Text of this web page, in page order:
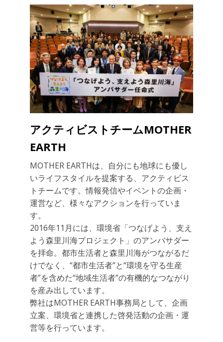
アクティビストチームMOTHER
EARTH
MOTHER EARTHは、自分にも地球にも優し
いライフスタイルを提案する、アクティビス
トチームです。情報発信やイベントの企画・
運営など、様々なアクションを行っていま
す。
2016年11月には、環境省「つなげよう、支え
よう森里川海プロジェクト」のアンバサダー
を拝命。都市生活者と森里川海がつながるだ
けでなく、“都市生活者”と“環境を守る生産
者”を含めた“地域生活者”の有機的なつながり
を産み出しています。
弊社はMOTHER EARTH事務局として、企画
立案、環境省と連携した啓発活動の企画・運
営等を行っています。